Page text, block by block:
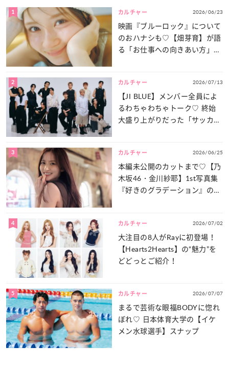
1 カルチャー 2026/06/23
映画『ブルーロック』について
のおハナシも♡【畑芽育】が語
る「お仕事への向きあい方」と
2 カルチャー 2026/07/13
【JI BLUE】メンバー全員によ
るわちゃわちゃトーク♡ 終始
大盛り上がりだった「サッカー
3 カルチャー 2026/06/25
本編未公開のカットまで♡【乃
木坂46・金川紗耶】1st写真集
『好きのグラデーション』の魅
4 カルチャー 2026/07/02
大注目の8人がRayに初登場！
【Hearts2Hearts】の“魅力”を
どどっとご紹介！
5 カルチャー 2026/07/07
まるで芸術な眼福BODYに惚れ
ぼれ♡ 日本体育大学の【イケ
メン水球選手】スナップ